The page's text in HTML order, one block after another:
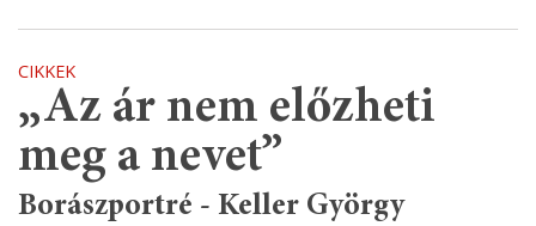
CIKKEK
„Az ár nem előzheti
meg a nevet”
Borászportré - Keller György